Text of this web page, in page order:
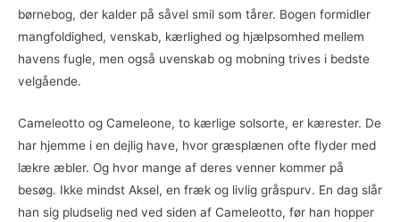
børnebog, der kalder på såvel smil som tårer. Bogen formidler
mangfoldighed, venskab, kærlighed og hjælpsomhed mellem
havens fugle, men også uvenskab og mobning trives i bedste
velgående.
Cameleotto og Cameleone, to kærlige solsorte, er kærester. De
har hjemme i en dejlig have, hvor græsplænen ofte flyder med
lækre æbler. Og hvor mange af deres venner kommer på
besøg. Ikke mindst Aksel, en fræk og livlig gråspurv. En dag slår
han sig pludselig ned ved siden af Cameleotto, før han hopper